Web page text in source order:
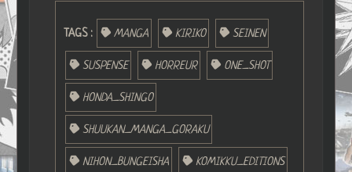
TAGS : MANGA KIRIKO SEINEN
SUSPENSE HORREUR ONE_SHOT
HONDA_SHINGO
SHUUKAN_MANGA_GORAKU
NIHON_BUNGEISHA KOMIKKU_EDITIONS